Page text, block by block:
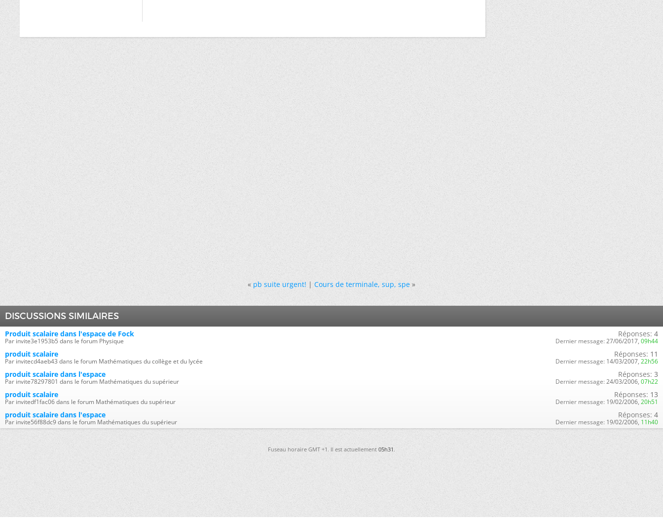
« pb suite urgent!|Cours de terminale, sup, spe »
DISCUSSIONS SIMILAIRES
Produit scalaire dans l'espace de Fock
Par invite3e1953b5 dans le forum Physique
Réponses: 4
Dernier message: 27/06/2017, 09h44
produit scalaire
Par invitecd4aeb43 dans le forum Mathématiques du collège et du lycée
Réponses: 11
Dernier message: 14/03/2007, 22h56
produit scalaire dans l'espace
Par invite78297801 dans le forum Mathématiques du supérieur
Réponses: 3
Dernier message: 24/03/2006, 07h22
produit scalaire
Par invitedf1fac06 dans le forum Mathématiques du supérieur
Réponses: 13
Dernier message: 19/02/2006, 20h51
produit scalaire dans l'espace
Par invite56f88dc9 dans le forum Mathématiques du supérieur
Réponses: 4
Dernier message: 19/02/2006, 11h40
Fuseau horaire GMT +1. Il est actuellement05h31.